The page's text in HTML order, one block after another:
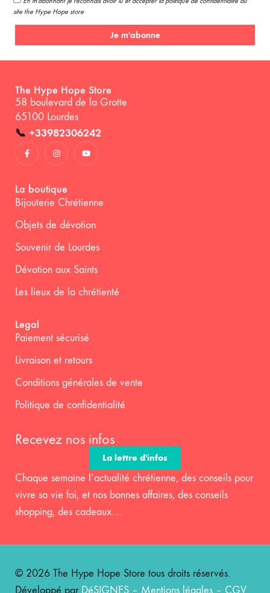
site the Hype Hope store
Je m'abonne
The Hype Hope Store
58 boulevard de la Grotte
65100 Lourdes
📞 +33982306242
La boutique
Bijouterie Chrétienne
Objets de dévotion
Souvenir de Lourdes
Dévotion aux Saints
Les lieux de la chrétienté
Legal
Paiement sécurisé
Livraison et retours
Conditions générales de vente
Politique de confidentialité
Recevez nos infos
La lettre d'infos
Chaque semaine l’actualité chrétienne, des conseils pour
vivre sa vie foi, et nos bonnes affaires, des conseils
shopping, des cadeaux….
© 2026 The Hype Hope Store tous droits réservés.
Développé par DéSIGNES – Mentions légales – CGV